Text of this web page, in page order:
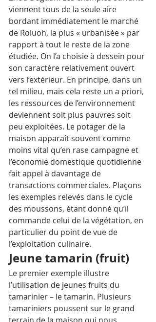
viennent tous de la seule aire
bordant immédiatement le marché
de Roluoh, la plus « urbanisée » par
rapport à tout le reste de la zone
étudiée. On l’a choisie à dessein pour
son caractère relativement ouvert
vers l’extérieur. En principe, dans un
tel milieu, mais cela reste un a priori,
les ressources de l’environnement
deviennent soit plus pauvres soit
peu exploitées. Le potager de la
maison apparaît souvent comme
moins vital qu’en rase campagne et
l’économie domestique quotidienne
fait appel à davantage de
transactions commerciales. Plaçons
les exemples relevés dans le cycle
des moussons, étant donné qu’il
commande celui de la végétation, en
particulier du point de vue de
l’exploitation culinaire.
Jeune tamarin (fruit)
Le premier exemple illustre
l’utilisation de jeunes fruits du
tamarinier – le tamarin. Plusieurs
tamariniers poussent sur le grand